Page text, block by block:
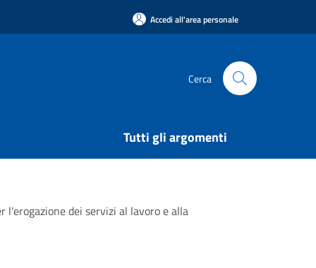
Accedi all'area personale
Cerca
Tutti gli argomenti
l'erogazione dei servizi al lavoro e alla